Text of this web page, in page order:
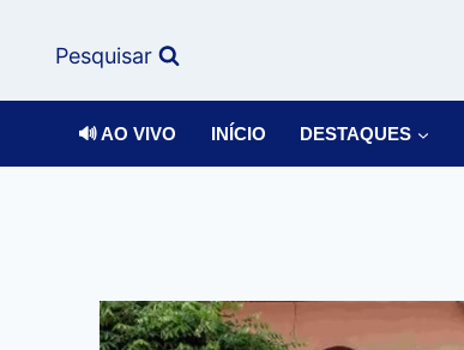
Pesquisar
🔊 AO VIVO INÍCIO DESTAQUES